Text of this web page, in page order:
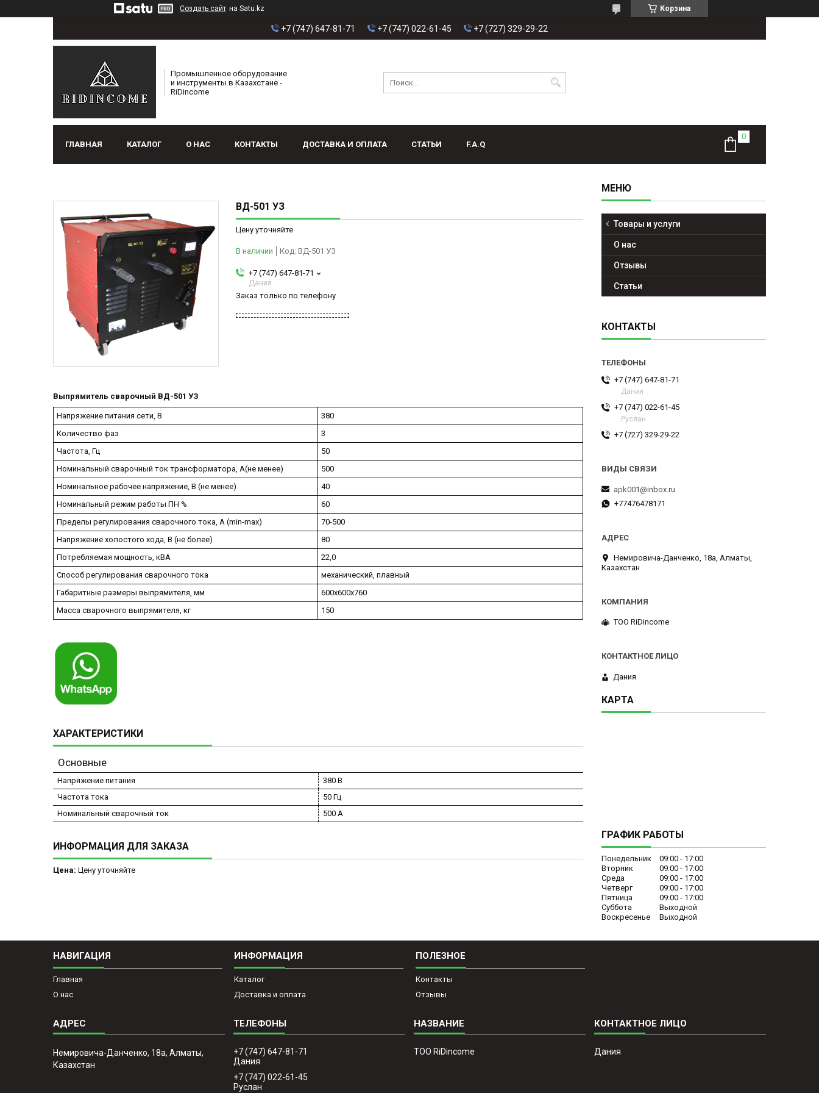
Создать сайт на Satu.kz Корзина
+7 (747) 647-81-71 +7 (747) 022-61-45 +7 (727) 329-29-22
Промышленное оборудование
и инструменты в Казахстане -
RiDincome
ГЛАВНАЯ КАТАЛОГ О НАС КОНТАКТЫ ДОСТАВКА И ОПЛАТА СТАТЬИ F.A.Q
ВД-501 УЗ
Цену уточняйте
В наличии Код: ВД-501 УЗ
+7 (747) 647-81-71
Дания
Заказ только по телефону
Выпрямитель сварочный ВД-501 УЗ
Напряжение питания сети, В
380
Количество фаз
3
Частота, Гц
50
Номинальный сварочный ток трансформатора, А(не менее)
500
Номинальное рабочее напряжение, В (не менее)
40
Номинальный режим работы ПН %
60
Пределы регулирования сварочного тока, A (min-max)
70-500
Напряжение холостого хода, В (не более)
80
Потребляемая мощность, кВА
22,0
Способ регулирования сварочного тока
механический, плавный
Габаритные размеры выпрямителя, мм
600х600х760
Macca сварочного выпрямителя, кг
150
ХАРАКТЕРИСТИКИ
Основные
Напряжение питания
380 В
Частота тока
50 Гц
Номинальный сварочный ток
500 А
ИНФОРМАЦИЯ ДЛЯ ЗАКАЗА
Цена: Цену уточняйте
Товары и услуги
О нас
Отзывы
Статьи
КОНТАКТЫ
+7 (747) 647-81-71
Дания
+7 (747) 022-61-45
Руслан
+7 (727) 329-29-22
apk001@inbox.ru
+77476478171
Немировича-Данченко, 18а, Алматы,
Казахстан
ТОО RiDincome
Дания
КАРТА
ГРАФИК РАБОТЫ
Понедельник 09:00
17:00
Вторник
09:00
17:00
Среда
09:00
17:00
Четверг
09:00
17:00
Пятница
09:00
17:00
Суббота
Выходной
Воскресенье
Выходной
НАВИГАЦИЯ
Главная
О нас
ИНФОРМАЦИЯ
Каталог
Доставка и оплата
ПОЛЕЗНОЕ
Контакты
Отзывы
Немировича-Данченко, 18а, Алматы,
Казахстан
+7 (747) 647-81-71
Дания
+7 (747) 022-61-45
Руслан
ТОО RiDincome Дания